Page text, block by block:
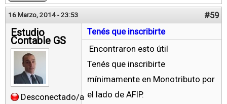
16 Marzo, 2014 - 23:53 #59
Estudio
Contable GS
Desconectado/a
Tenés que inscribirte
Encontraron esto útil
Tenés que inscribirte
mínimamente en Monotributo por
el lado de AFIP.